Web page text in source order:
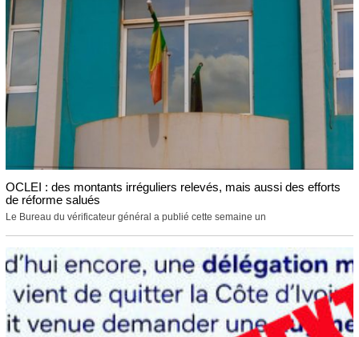
OCLEI : des montants irréguliers relevés, mais aussi des efforts
de réforme salués
Le Bureau du vérificateur général a publié cette semaine un